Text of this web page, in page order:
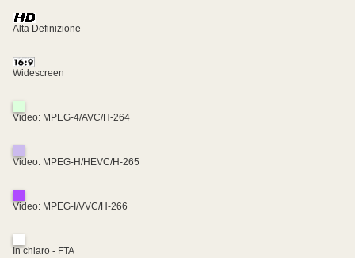
Alta Definizione
Widescreen
Video: MPEG-4/AVC/H-264
Video: MPEG-H/HEVC/H-265
Video: MPEG-I/VVC/H-266
In chiaro - FTA